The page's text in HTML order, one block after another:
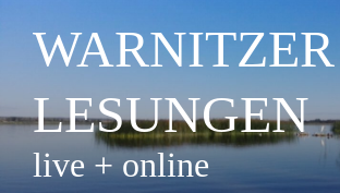
Inhalt
springenWARNITZER
LESUNGEN
live + online